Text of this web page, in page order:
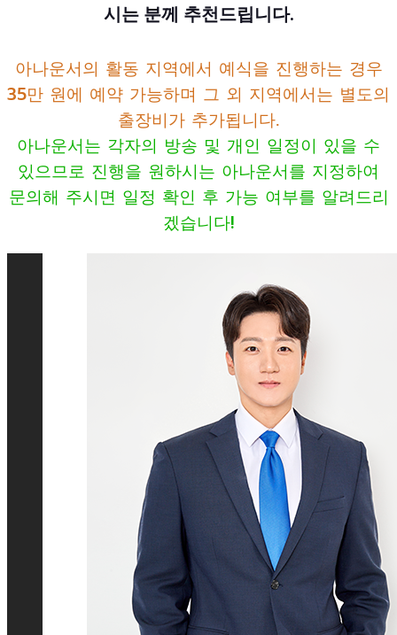
시는 분께 추천드립니다.
아나운서의 활동 지역에서 예식을 진행하는 경우
35만 원에 예약 가능하며 그 외 지역에서는 별도의
출장비가 추가됩니다.
아나운서는 각자의 방송 및 개인 일정이 있을 수
있으므로 진행을 원하시는 아나운서를 지정하여
문의해 주시면 일정 확인 후 가능 여부를 알려드리
겠습니다!